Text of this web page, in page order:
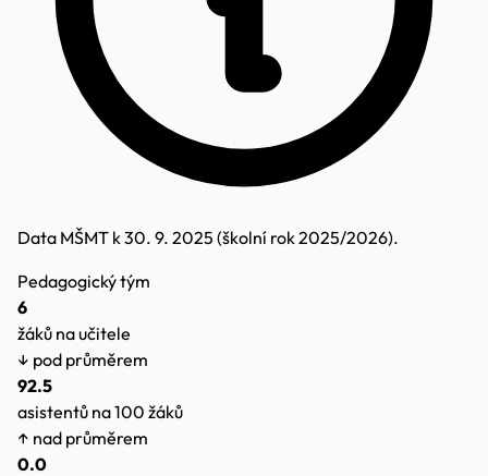
Data MŠMT k 30. 9. 2025 (školní rok 2025/2026).
Pedagogický tým
6
žáků na učitele
↓ pod průměrem
92.5
asistentů na 100 žáků
↑ nad průměrem
0.0